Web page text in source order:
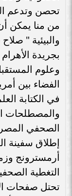
تحصن وتدعم
من منا يمكن
والبيئية "
بجريدة
وعلوم
الفضاء بين
في الكتابة
والمصطلحات
الصحفي
إطلاق سفينة
التغطية
تحتل صفحات